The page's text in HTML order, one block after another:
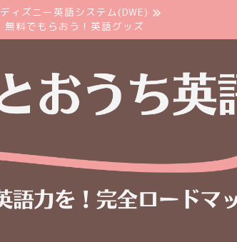
ディズニー英語システム(DWE)
無料でもらおう！英語グッズ